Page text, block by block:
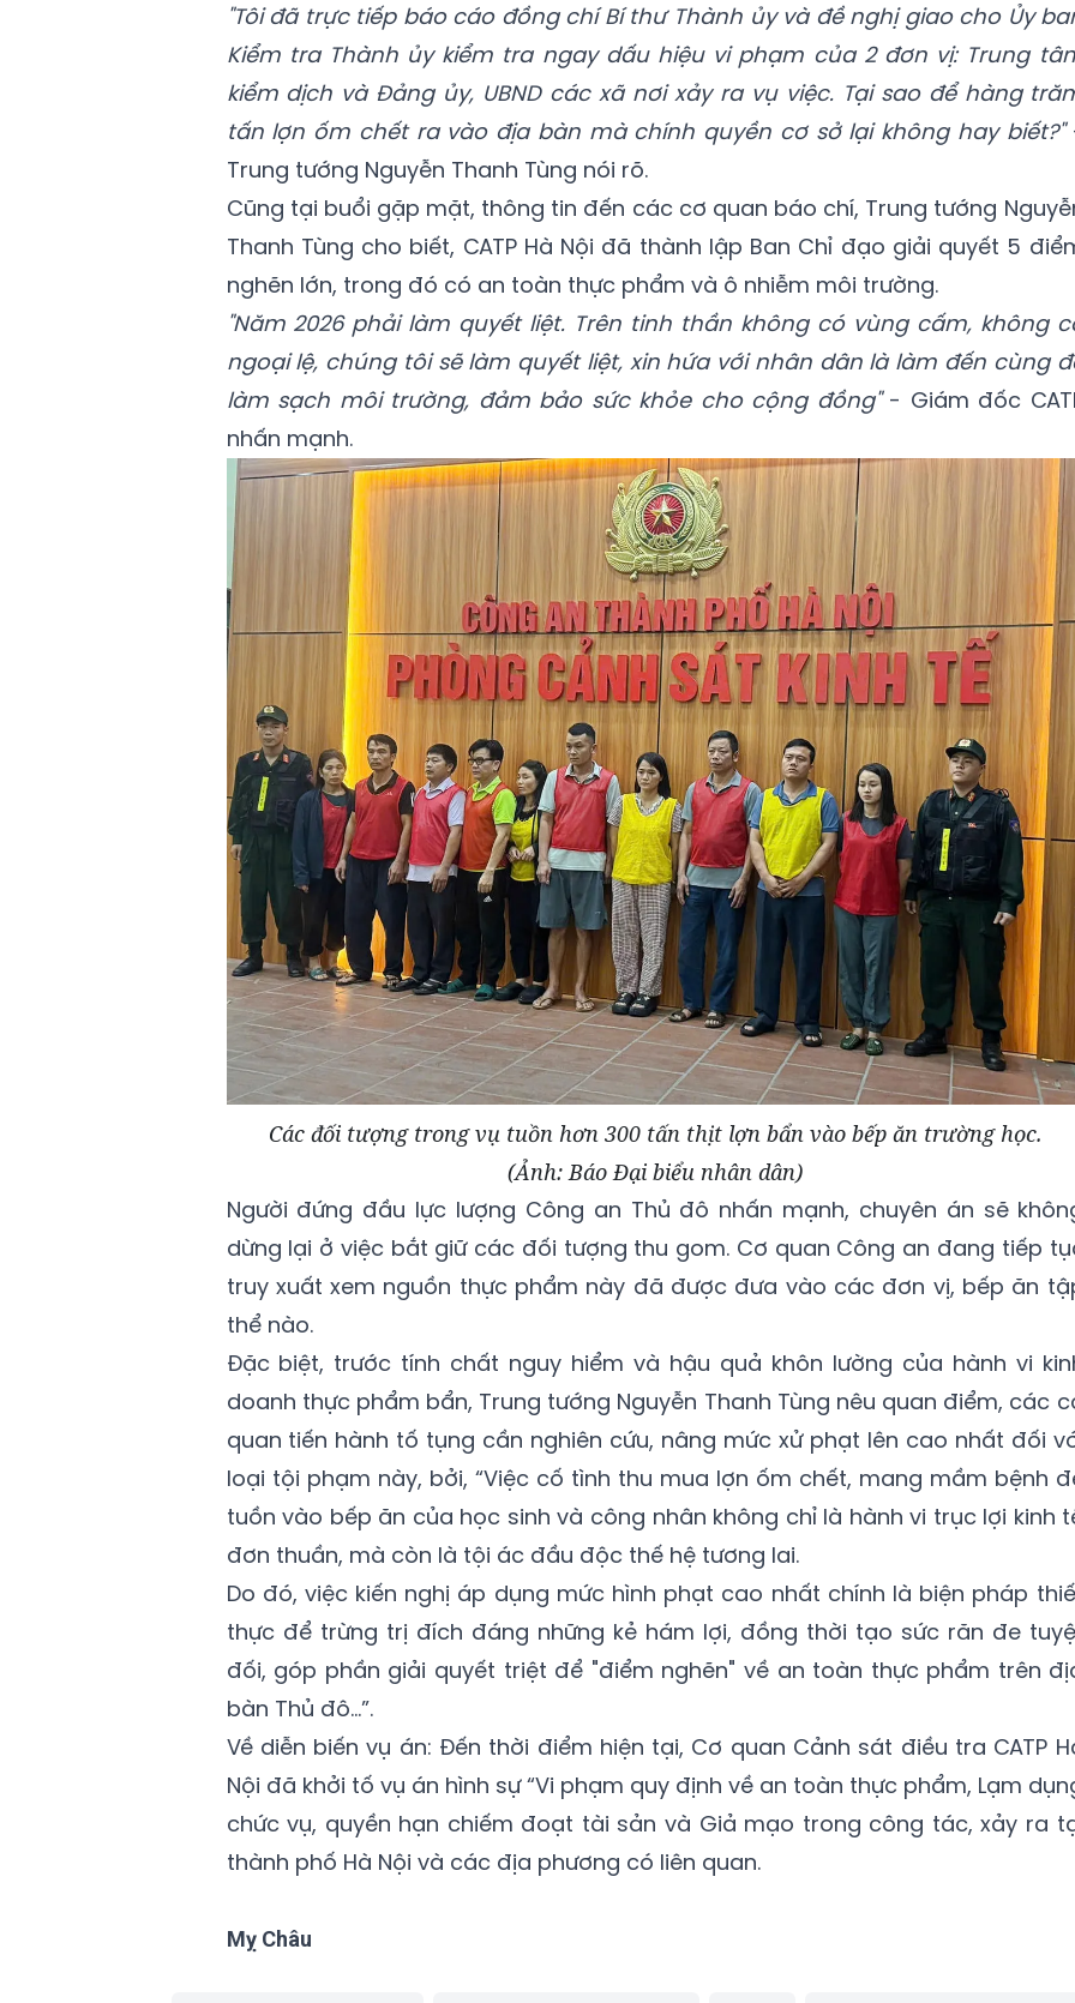
"Tôi đã trực tiếp báo cáo đồng chí Bí thư Thành ủy và đề nghị giao cho Ủy
Kiểm tra Thành ủy kiểm tra ngay dấu hiệu vi phạm của 2 đơn vị: Trung
kiểm dịch và Đảng ủy, UBND các xã nơi xảy ra vụ việc. Tại sao để hàng
tấn lợn ốm chết ra vào địa bàn mà chính quyền cơ sở lại không hay biết?"
Trung tướng Nguyễn Thanh Tùng nói rõ.
Cũng tại buổi gặp mặt, thông tin đến các cơ quan báo chí, Trung tướng
Thanh Tùng cho biết, CATP Hà Nội đã thành lập Ban Chỉ đạo giải quyết 5
nghẽn lớn, trong đó có an toàn thực phẩm và ô nhiễm môi trường.
"Năm 2026 phải làm quyết liệt. Trên tinh thần không có vùng cấm, không
ngoại lệ, chúng tôi sẽ làm quyết liệt, xin hứa với nhân dân là làm đến cùng
làm sạch môi trường, đảm bảo sức khỏe cho cộng đồng"- Giám đốc
nhấn mạnh.
Các đối tượng trong vụ tuồn hơn 300 tấn thịt lợn bẩn vào bếp ăn trường học.
(Ảnh: Báo Đại biểu nhân dân)
Người đứng đầu lực lượng Công an Thủ đô nhấn mạnh, chuyên án sẽ
dừng lại ở việc bắt giữ các đối tượng thu gom. Cơ quan Công an đang tiếp
truy xuất xem nguồn thực phẩm này đã được đưa vào các đơn vị, bếp ăn
thể nào.
Đặc biệt, trước tính chất nguy hiểm và hậu quả khôn lường của hành vi
doanh thực phẩm bẩn, Trung tướng Nguyễn Thanh Tùng nêu quan điểm, các
quan tiến hành tố tụng cần nghiên cứu, nâng mức xử phạt lên cao nhất đối
loại tội phạm này, bởi, “Việc cố tình thu mua lợn ốm chết, mang mầm bệnh
tuồn vào bếp ăn của học sinh và công nhân không chỉ là hành vi trục lợi kinh
đơn thuần, mà còn là tội ác đầu độc thế hệ tương lai.
Do đó, việc kiến nghị áp dụng mức hình phạt cao nhất chính là biện pháp
thực để trừng trị đích đáng những kẻ hám lợi, đồng thời tạo sức răn đe
đối, góp phần giải quyết triệt để "điểm nghẽn" về an toàn thực phẩm trên
bàn Thủ đô...”.
Về diễn biến vụ án: Đến thời điểm hiện tại, Cơ quan Cảnh sát điều tra CATP
Nội đã khởi tố vụ án hình sự “Vi phạm quy định về an toàn thực phẩm, Lạm
chức vụ, quyền hạn chiếm đoạt tài sản và Giả mạo trong công tác, xảy ra
thành phố Hà Nội và các địa phương có liên quan.
Mỵ Châu